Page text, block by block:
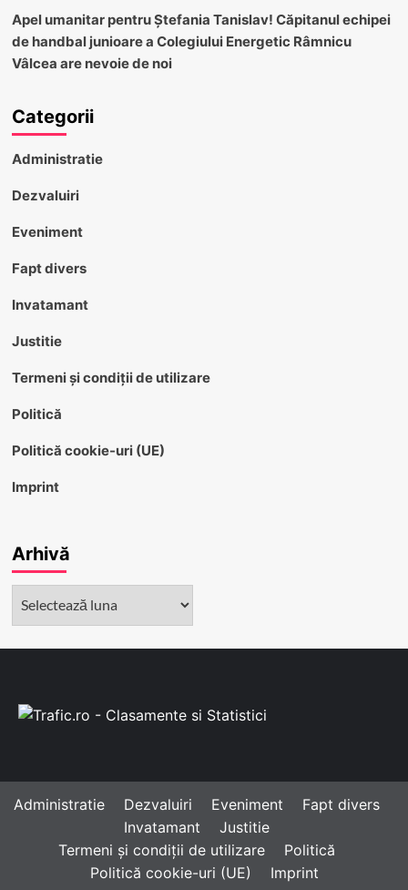
Apel umanitar pentru Ștefania Tanislav! Căpitanul echipei
de handbal junioare a Colegiului Energetic Râmnicu
Vâlcea are nevoie de noi
Categorii
Administratie
Dezvaluiri
Eveniment
Fapt divers
Invatamant
Justitie
Termeni și condiții de utilizare
Politică
Politică cookie-uri (UE)
Imprint
Arhivă
Administratie Dezvaluiri Eveniment
Fapt divers
Invatamant
Justitie
Termeni și condiții de utilizare
Politică
Politică cookie-uri (UE)
Imprint